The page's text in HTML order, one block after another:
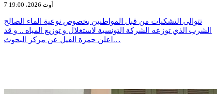
7 أوت 2026، 19:00
تتوالى التشكيات من قبل المواطنين بخصوص نوعية الماء الصالح
الشرب الذي توزعه الشركة التونسية لاستغلال و توزيع المياه .. و قد
اعلن حمزة الفيل عن مركز البحوث…